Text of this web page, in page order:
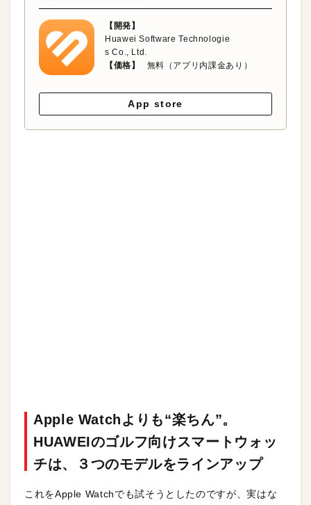
【開発】
Huawei Software Technologie
s Co., Ltd.
【価格】
無料（アプリ内課金あり）
App store
Apple Watchよりも“楽ちん”。
HUAWEIのゴルフ向けスマートウォッ
チは、３つのモデルをラインアップ
これをApple Watchでも試そうとしたのですが、実はな